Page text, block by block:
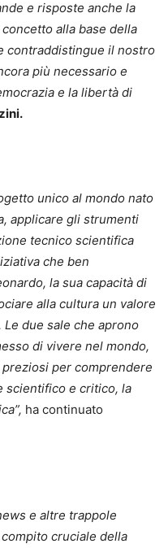
e risposte anche la
alla base della
contraddistingue il nostro
più necessario e
e la libertà di
unico al mondo nato
applicare gli strumenti
tecnico scientifica
che ben
la sua capacità di
alla cultura un valore
due sale che aprono
di vivere nel mondo,
per comprendere
scientifico e critico, la
ha continuato
e altre trappole
cruciale della